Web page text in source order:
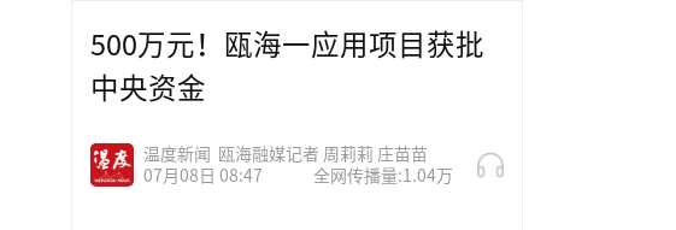
500万元！瓯海一应用项目获批
中央资金
温度新闻
瓯海融媒记者 周莉莉 庄苗苗
07月08日 08:47
全网传播量:1.04万